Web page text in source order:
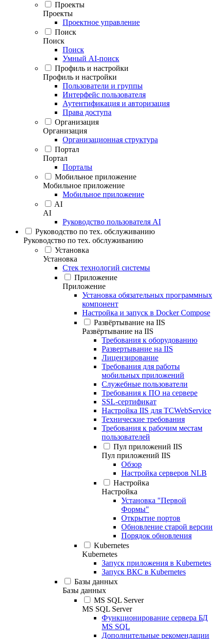
Проекты
Проекты
Проектное управление
Поиск
Поиск
Поиск
Умный AI-поиск
Профиль и настройки
Профиль и настройки
Пользователи и группы
Интерфейс пользователя
Аутентификация и авторизация
Права доступа
Организация
Организация
Организационная структура
Портал
Портал
Порталы
Мобильное приложение
Мобильное приложение
Мобильное приложение
AI
AI
Руководство пользователя AI
Руководство по тех. обслуживанию
Руководство по тех. обслуживанию
Установка
Установка
Стек технологий системы
Приложение
Приложение
Установка обязательных программных
компонент
Настройка и запуск в Docker Compose
Развёртывание на IIS
Развёртывание на IIS
Требования к оборудованию
Развертывание на IIS
Лицензирование
Требования для работы
мобильных приложений
Служебные пользователи
Требования к ПО на сервере
SSL-сертификат
Настройка IIS для TCWebService
Технические требования
Требования к рабочим местам
пользователей
Пул приложений IIS
Пул приложений IIS
Обзор
Настройка серверов NLB
Настройка
Настройка
Установка "Первой
Формы"
Открытие портов
Обновление старой версии
Порядок обновления
Kubernetes
Kubernetes
Запуск приложения в Kubernetes
Запуск ВКС в Kubernetes
Базы данных
Базы данных
MS SQL Server
MS SQL Server
Функционирование сервера БД
MS SQL
Дополнительные рекомендации